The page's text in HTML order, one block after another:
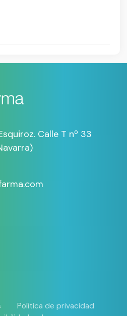
Calle T nº 33
Política de privacidad